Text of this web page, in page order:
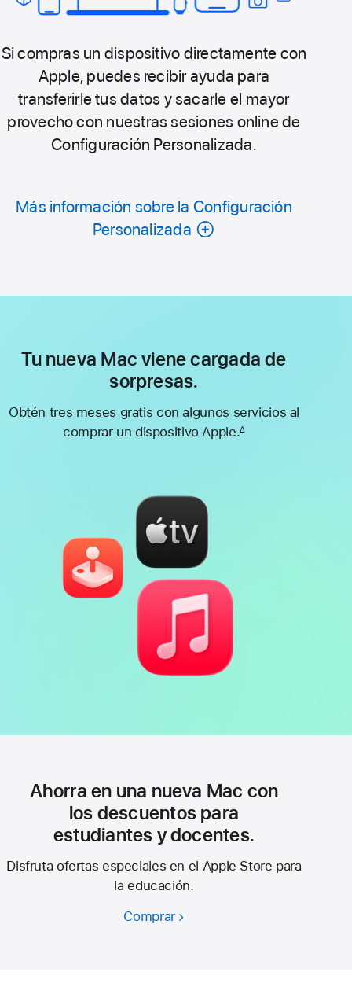
Si compras un dispositivo directamente con
Apple, puedes recibir ayuda para
transferirle tus datos y sacarle el mayor
provecho con nuestras sesiones online de
Configuración Personalizada.
Más información sobre la Configuración
Personalizada
Tu nueva Mac viene cargada de
sorpresas.
Obtén tres meses gratis con algunos servicios al
comprar un dispositivo Apple.∆
Ahorra en una nueva Mac con
los descuentos para
estudiantes y docentes.
Disfruta ofertas especiales en el Apple Store para
la educación.
ComprarAhorra